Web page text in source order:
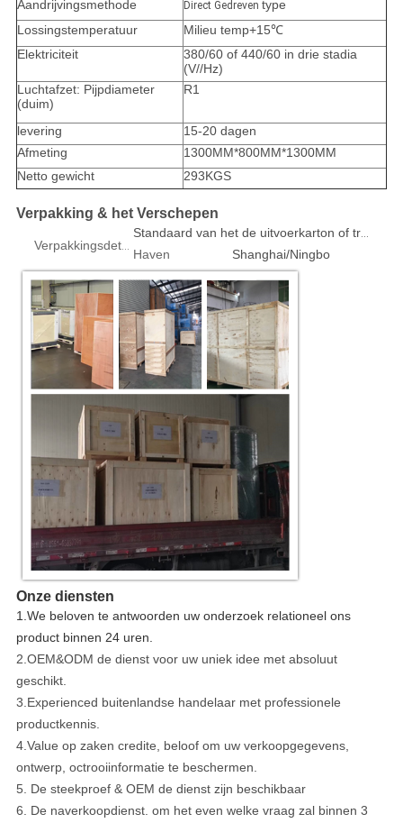
Aandrijvingsmethode Direct Gedreven type
Lossingstemperatuur
Milieu temp+15℃
Elektriciteit
380/60 of 440/60 in drie stadia
(V//Hz)
Luchtafzet: Pijpdiameter
(duim)
R1
levering
15-20 dagen
Afmeting
1300MM*800MM*1300MM
Netto gewicht
293KGS
Verpakking & het Verschepen
Verpakkingsdetails
Standaard van het de uitvoerkarton of triplex geval 1pcs/box
Haven Shanghai/Ningbo
Onze diensten
1.We beloven te antwoorden uw onderzoek relationeel ons
product binnen 24 uren.
2.OEM&ODM de dienst voor uw uniek idee met absoluut
geschikt.
3.Experienced buitenlandse handelaar met professionele
productkennis.
4.Value op zaken credite, beloof om uw verkoopgegevens,
ontwerp, octrooiinformatie te beschermen.
5. De steekproef & OEM de dienst zijn beschikbaar
6. De naverkoopdienst. om het even welke vraag zal binnen 3